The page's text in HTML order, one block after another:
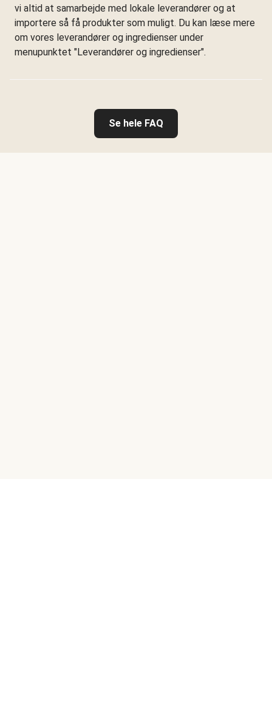
vi altid at samarbejde med lokale leverandører og at
importere så få produkter som muligt. Du kan læse mere
om vores leverandører og ingredienser under
menupunktet "Leverandører og ingredienser".
Se hele FAQ